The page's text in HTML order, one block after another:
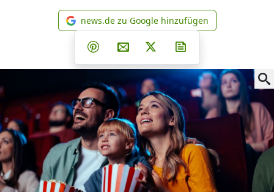
news.de zu Google
news.de zu Google hinzufügen
Teilen auf Facebook
Teilen auf Whatsapp
Teilen auf Telegram
Teilen auf Pinterest
Per E-Mail teilen
Post auf X